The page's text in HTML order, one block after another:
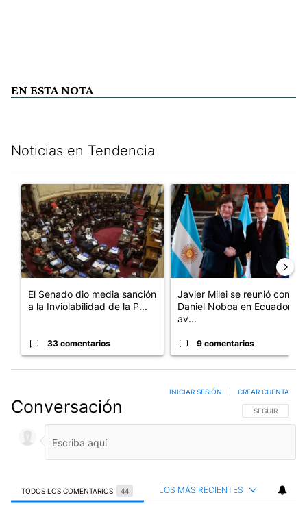
EN ESTA NOTA
Noticias en Tendencia
Un artículo de tendencia con el título "El Senado dio media
El Senado dio media sanción
a la Inviolabilidad de la P...
33 comentarios
Un artículo de tendencia con
Javier Milei se reunió con
Daniel Noboa en Ecuador y
av...
9 comentarios
Conversación SIGA ESTA
SEGUIR
INICIAR SESIÓN CREAR CUENTA
TODOS LOS COMENTARIOS 44 LOS MÁS RECIENTES